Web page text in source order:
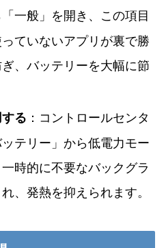
一般」を開き、この項目
ていないアプリが裏で勝
、バッテリーを大幅に節
る ：コントロールセンタ
テリー」から低電力モー
時的に不要なバックグラ
、発熱を抑えられます。